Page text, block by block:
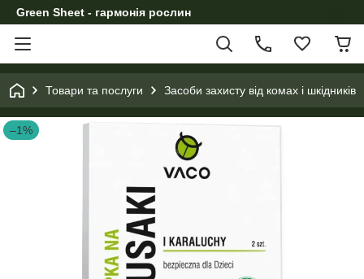
Green Sheet - гармонія рослин
Товари та послуги Засоби захисту від комах і шкідників
–1%